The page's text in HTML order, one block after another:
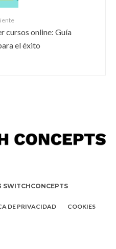
cursos online: Guía
el éxito
DE PRIVACIDAD COOKIES